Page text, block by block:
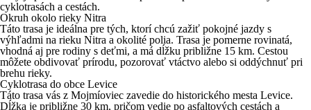
cyklotrasách a cestách.
Okruh okolo rieky Nitra
Táto trasa je ideálna pre tých, ktorí chcú zažiť pokojné jazdy s
výhľadmi na rieku Nitra a okolité polia. Trasa je pomerne rovinatá,
vhodná aj pre rodiny s deťmi, a má dĺžku približne 15 km. Cestou
môžete obdivovať prírodu, pozorovať vtáctvo alebo si oddýchnuť pri
brehu rieky.
Cyklotrasa do obce Levice
Táto trasa vás z Mojmíoviec zavedie do historického mesta Levice.
Dĺžka je približne 30 km, pričom vedie po asfaltových cestách a